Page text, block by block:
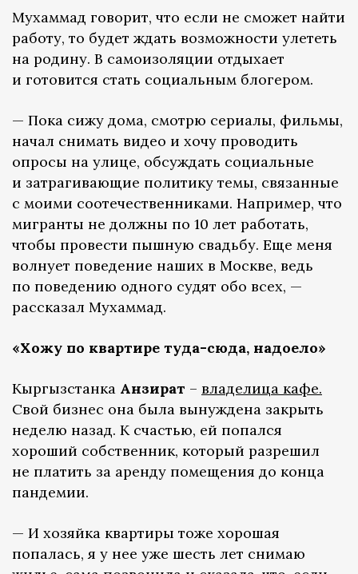
Мухаммад говорит, что если не сможет найти
работу, то будет ждать возможности улететь
на родину. В самоизоляции отдыхает
и готовится стать социальным блогером.
— Пока сижу дома, смотрю сериалы, фильмы,
начал снимать видео и хочу проводить
опросы на улице, обсуждать социальные
и затрагивающие политику темы, связанные
с моими соотечественниками. Например, что
мигранты не должны по 10 лет работать,
чтобы провести пышную свадьбу. Еще меня
волнует поведение наших в Москве, ведь
по поведению одного судят обо всех, —
рассказал Мухаммад.
«Хожу по квартире туда-сюда, надоело»
Кыргызстанка Анзират – владелица кафе.
Свой бизнес она была вынуждена закрыть
неделю назад. К счастью, ей попался
хороший собственник, который разрешил
не платить за аренду помещения до конца
пандемии.
— И хозяйка квартиры тоже хорошая
попалась, я у нее уже шесть лет снимаю